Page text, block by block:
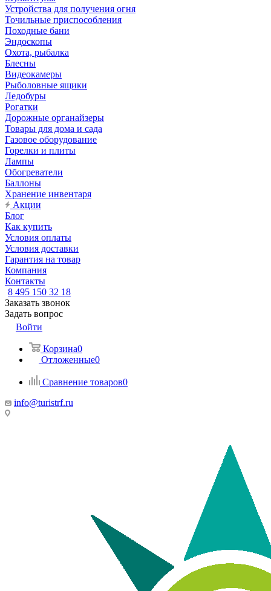
Устройства для получения огня
Точильные приспособления
Походные бани
Эндоскопы
Охота, рыбалка
Блесны
Видеокамеры
Рыболовные ящики
Ледобуры
Рогатки
Дорожные органайзеры
Товары для дома и сада
Газовое оборудование
Горелки и плиты
Лампы
Обогреватели
Баллоны
Хранение инвентаря
Акции
Блог
Как купить
Условия оплаты
Условия доставки
Гарантия на товар
Компания
Контакты
8 495 150 32 18
Заказать звонок
Задать вопрос
Войти
Корзина0
Отложенные0
Сравнение товаров0
info@turistrf.ru